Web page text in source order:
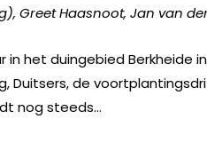
Greet Haasnoot, Jan van
het duingebied Berkheide
Duitsers, de
nog steeds…